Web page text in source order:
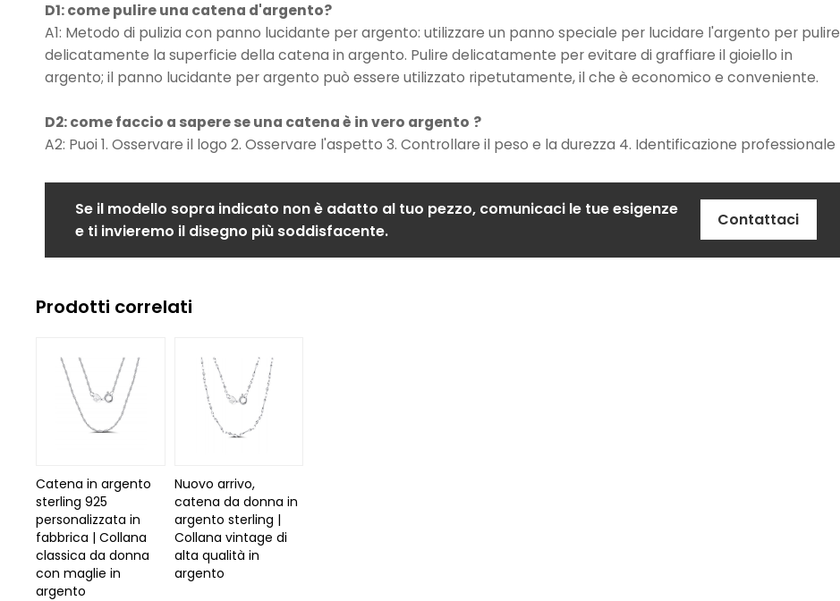
D1: come pulire una catena d'argento?
A1: Metodo di pulizia con panno lucidante per argento: utilizzare un panno speciale per lucidare l'argento per pulire
delicatamente la superficie della catena in argento. Pulire delicatamente per evitare di graffiare il gioiello in
argento; il panno lucidante per argento può essere utilizzato ripetutamente, il che è economico e conveniente.
D2: come faccio a sapere se una catena è in vero argento ?
A2: Puoi 1. Osservare il logo 2. Osservare l'aspetto 3. Controllare il peso e la durezza 4. Identificazione professionale
Se il modello sopra indicato non è adatto al tuo pezzo, comunicaci le tue esigenze
e ti invieremo il disegno più soddisfacente.
Contattaci
Prodotti correlati
Catena in argento
sterling 925
personalizzata in
fabbrica | Collana
classica da donna
con maglie in
argento
Nuovo arrivo,
catena da donna in
argento sterling |
Collana vintage di
alta qualità in
argento